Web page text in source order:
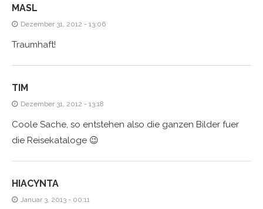
MASL
Dezember 31, 2012 - 13:06
Traumhaft!
TIM
Dezember 31, 2012 - 13:18
Coole Sache, so entstehen also die ganzen Bilder fuer
die Reisekataloge 😉
HIACYNTA
Januar 3, 2013 - 00:11